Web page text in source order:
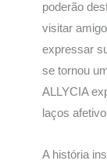
poderão
visitar
expressar
se tornou
ALLYCIA
laços
A história